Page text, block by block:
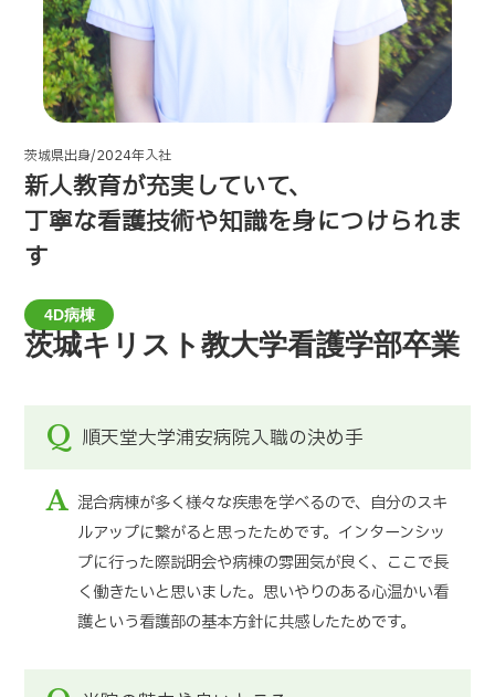
茨城県出身/2024年入社
新人教育が充実していて、
丁寧な看護技術や知識を身につけられま
す
4D病棟
茨城キリスト教大学看護学部卒業
Q 順天堂大学浦安病院入職の決め手
A 混合病棟が多く様々な疾患を学べるので、自分のスキ
ルアップに繋がると思ったためです。インターンシッ
プに行った際説明会や病棟の雰囲気が良く、ここで長
く働きたいと思いました。思いやりのある心温かい看
護という看護部の基本方針に共感したためです。